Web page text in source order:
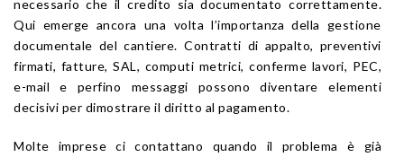
necessario che il credito sia documentato correttamente.
Qui emerge ancora una volta l’importanza della gestione
documentale del cantiere. Contratti di appalto, preventivi
firmati, fatture, SAL, computi metrici, conferme lavori, PEC,
e-mail e perfino messaggi possono diventare elementi
decisivi per dimostrare il diritto al pagamento.
Molte imprese ci contattano quando il problema è già